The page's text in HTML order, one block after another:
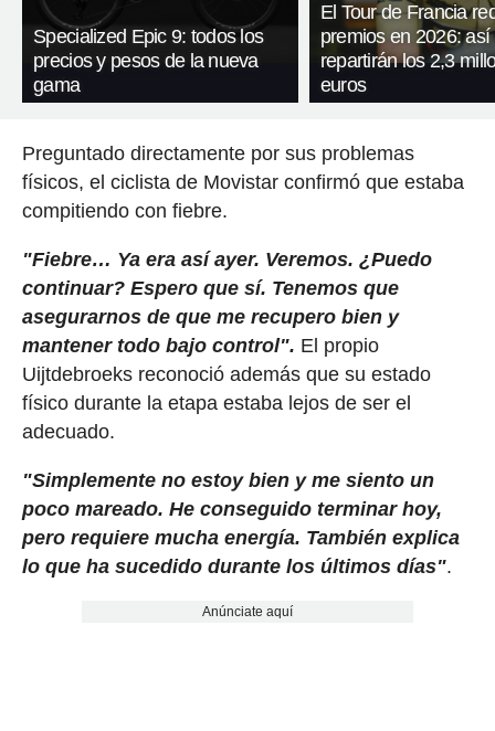
Specialized Epic 9: todos los
precios y pesos de la nueva
gama
El Tour de Francia
premios en 2026: así
repartirán los 2,3
euros
Preguntado directamente por sus problemas
físicos, el ciclista de Movistar confirmó que estaba
compitiendo con fiebre.
"Fiebre… Ya era así ayer. Veremos. ¿Puedo
continuar? Espero que sí. Tenemos que
asegurarnos de que me recupero bien y
mantener todo bajo control". El propio
Uijtdebroeks reconoció además que su estado
físico durante la etapa estaba lejos de ser el
adecuado.
"Simplemente no estoy bien y me siento un
poco mareado. He conseguido terminar hoy,
pero requiere mucha energía. También explica
lo que ha sucedido durante los últimos días".
Anúnciate aquí